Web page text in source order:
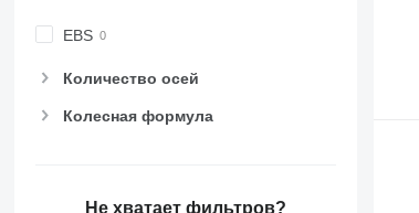
EBS
Количество осей
Колесная формула
Не хватает фильтров?